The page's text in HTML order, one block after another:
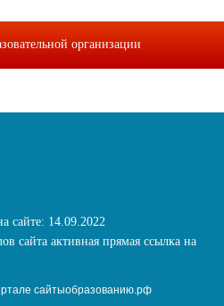
организации
сайте: 14.09.2022
сайта активная прямая ссылка на
сайтыобразованию.рф